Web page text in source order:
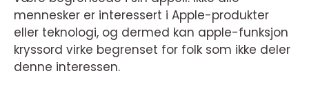
mennesker er interessert i Apple-produkter
eller teknologi, og dermed kan apple-funksjon
kryssord virke begrenset for folk som ikke deler
denne interessen.